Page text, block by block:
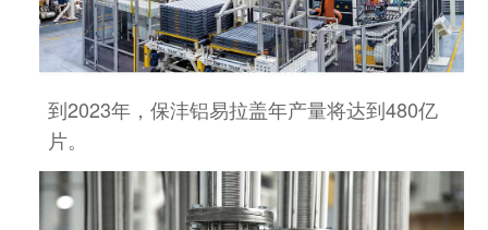
到2023年，保沣铝易拉盖年产量将达到480亿
片。